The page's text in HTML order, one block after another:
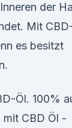
der
Mit
es besitzt
Öl. 100%
mit CBD Öl -